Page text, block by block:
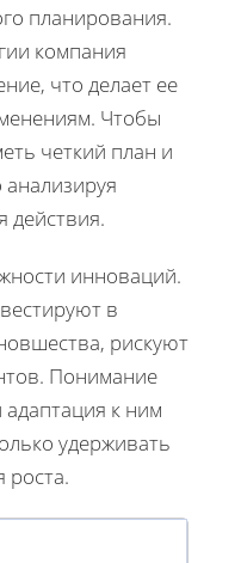
планирования.
компания
что делает ее
Чтобы
четкий план и
анализируя
действия.
инноваций.
в
рискуют
Понимание
к ним
удерживать
роста.